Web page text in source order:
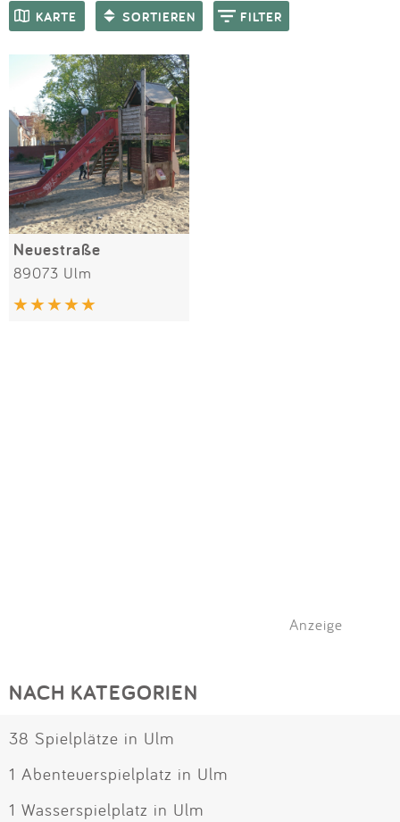
Anmelden
KARTE SORTIEREN FILTER
SPIELGERÄTE
Neuestraße
89073 Ulm
Anzeige
NACH KATEGORIEN
38 Spielplätze in Ulm
1 Abenteuerspielplatz in Ulm
1 Wasserspielplatz in Ulm